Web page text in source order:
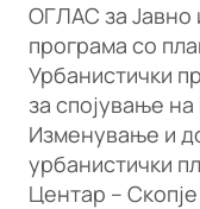
ОГЛАС за Јавно
програма со
Урбанистички
за спојување
Изменување и
урбанистички
Центар – Скопје